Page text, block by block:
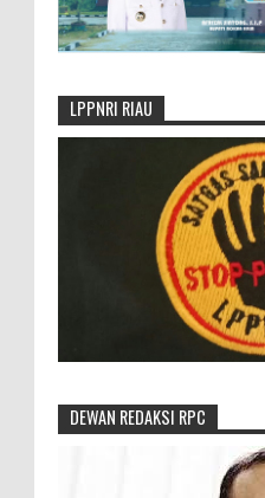
LPPNRI RIAU
DEWAN REDAKSI RPC